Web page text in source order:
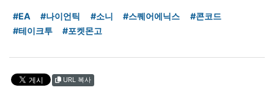
#EA #나이언틱 #소니 #스퀘어에닉스
#콘코드
#테이크투
#포켓몬고
URL 복사